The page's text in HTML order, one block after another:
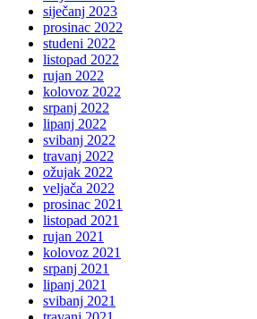
siječanj 2023
prosinac 2022
studeni 2022
listopad 2022
rujan 2022
kolovoz 2022
srpanj 2022
lipanj 2022
svibanj 2022
travanj 2022
ožujak 2022
veljača 2022
prosinac 2021
listopad 2021
rujan 2021
kolovoz 2021
srpanj 2021
lipanj 2021
svibanj 2021